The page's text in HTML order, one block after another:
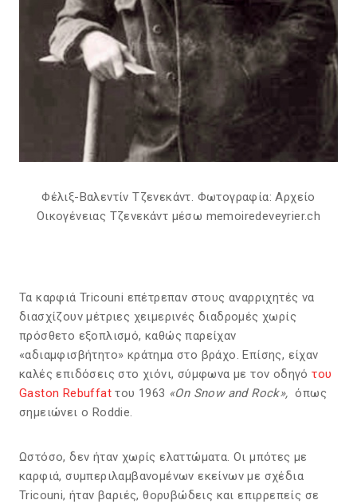
Φέλιξ-Βαλεντίν Τζενεκάντ. Φωτογραφία: Αρχείο
Οικογένειας Τζενεκάντ μέσω memoiredeveyrier.ch
Τα καρφιά Tricouni επέτρεπαν στους αναρριχητές να
διασχίζουν μέτριες χειμερινές διαδρομές χωρίς
πρόσθετο εξοπλισμό, καθώς παρείχαν
«αδιαμφισβήτητο» κράτημα στο βράχο. Επίσης, είχαν
καλές επιδόσεις στο χιόνι, σύμφωνα με τον οδηγότου
Gaston Rebuffat του 1963 «On Snow and Rock», όπως
σημειώνει ο Roddie.
Ωστόσο, δεν ήταν χωρίς ελαττώματα. Οι μπότες με
καρφιά, συμπεριλαμβανομένων εκείνων με σχέδια
Tricouni, ήταν βαριές, θορυβώδεις και επιρρεπείς σε